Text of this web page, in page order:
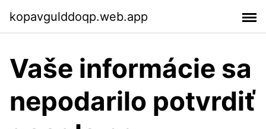
kopavgulddoqp.web.app
Vaše informácie sa
nepodarilo potvrdiť